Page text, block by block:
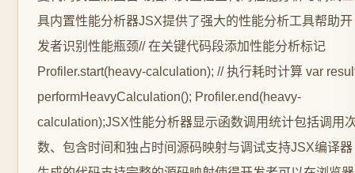
具内置性能分析器JSX提供了强大的性能分析工具帮助开
发者识别性能瓶颈// 在关键代码段添加性能分析标记
Profiler.start(heavy-calculation); // 执行耗时计算 var
performHeavyCalculation(); Profiler.end(heavy-
calculation);JSX性能分析器显示函数调用统计包括调用
数、包含时间和独占时间源码映射与调试支持JSX编译器